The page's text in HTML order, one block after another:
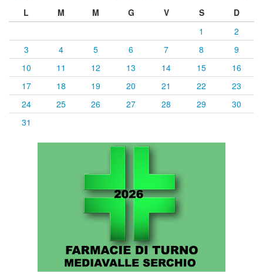
L
M M G V S
D
1
2
3
4 5 6 7 8
9
10
11 12 13 14 15
16
17
18 19 20 21 22
23
24
25 26 27 28 29
30
31